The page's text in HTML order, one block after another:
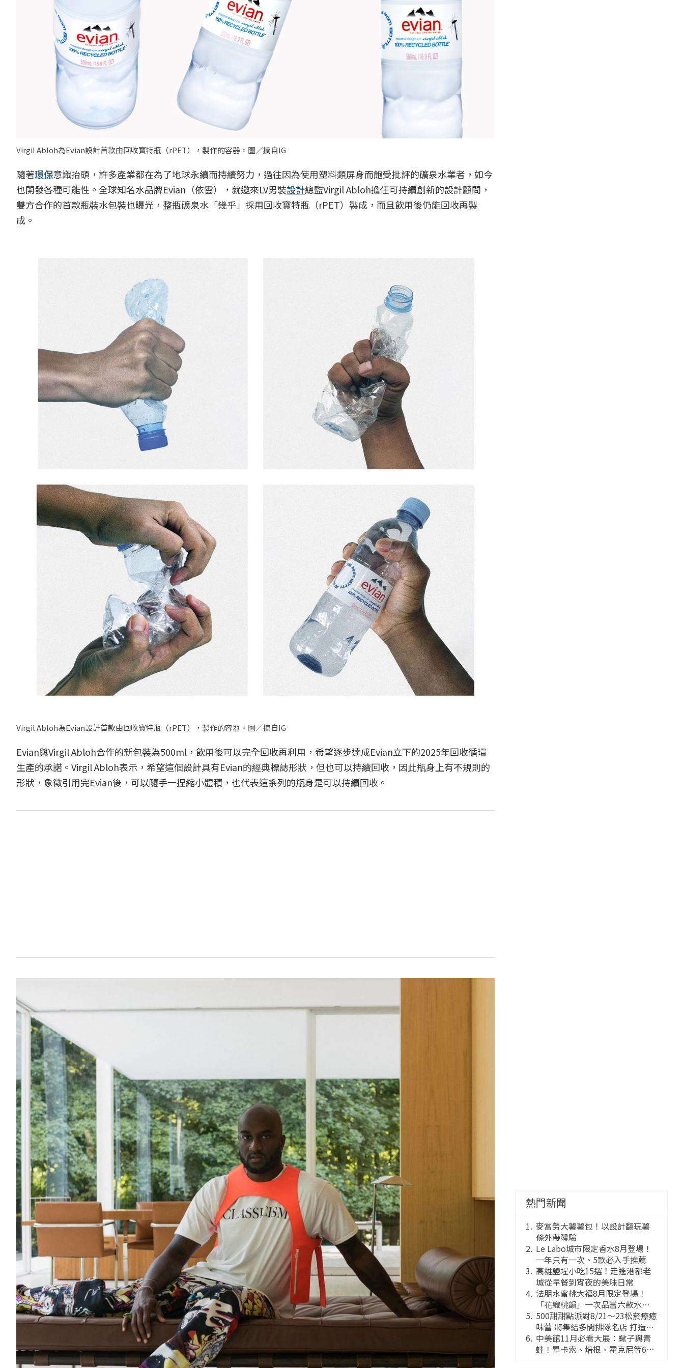
Virgil Abloh為Evian設計首款由回收寶特瓶（rPET），製作的容器。圖／摘自IG
隨著環保意識抬頭，許多產業都在為了地球永續而持續努力，過往因為使用塑料類屏身而飽受批評的礦泉水業者，如今
也開發各種可能性。全球知名水品牌Evian（依雲），就邀來LV男裝設計總監Virgil Abloh擔任可持續創新的設計顧問，
雙方合作的首款瓶裝水包裝也曝光，整瓶礦泉水「幾乎」採用回收寶特瓶（rPET）製成，而且飲用後仍能回收再製
成。
Virgil Abloh為Evian設計首款由回收寶特瓶（rPET），製作的容器。圖／摘自IG
Evian與Virgil Abloh合作的新包裝為500ml，飲用後可以完全回收再利用，希望逐步達成Evian立下的2025年回收循環
生產的承諾。Virgil Abloh表示，希望這個設計具有Evian的經典標誌形狀，但也可以持續回收，因此瓶身上有不規則的
形狀，象徵引用完Evian後，可以隨手一捏縮小體積，也代表這系列的瓶身是可以持續回收。
熱門新聞
麥當勞大薯薯包！以設計翻玩薯
條外帶體驗
Le Labo城市限定香水8月登場！
一年只有一次、5款必入手推薦
高雄鹽埕小吃15選！走進港都老
城從早餐到宵夜的美味日常
法朋水蜜桃大福8月限定登場！
「花織桃韻」一次品嘗六款水蜜
桃花果大福
500甜甜點派對8/21～23松菸療癒
味蕾 將集結多間排隊名店 打造靈
感創意的舞台
中美館11月必看大展：蠍子與青
蛙！畢卡索、培根、霍克尼等66